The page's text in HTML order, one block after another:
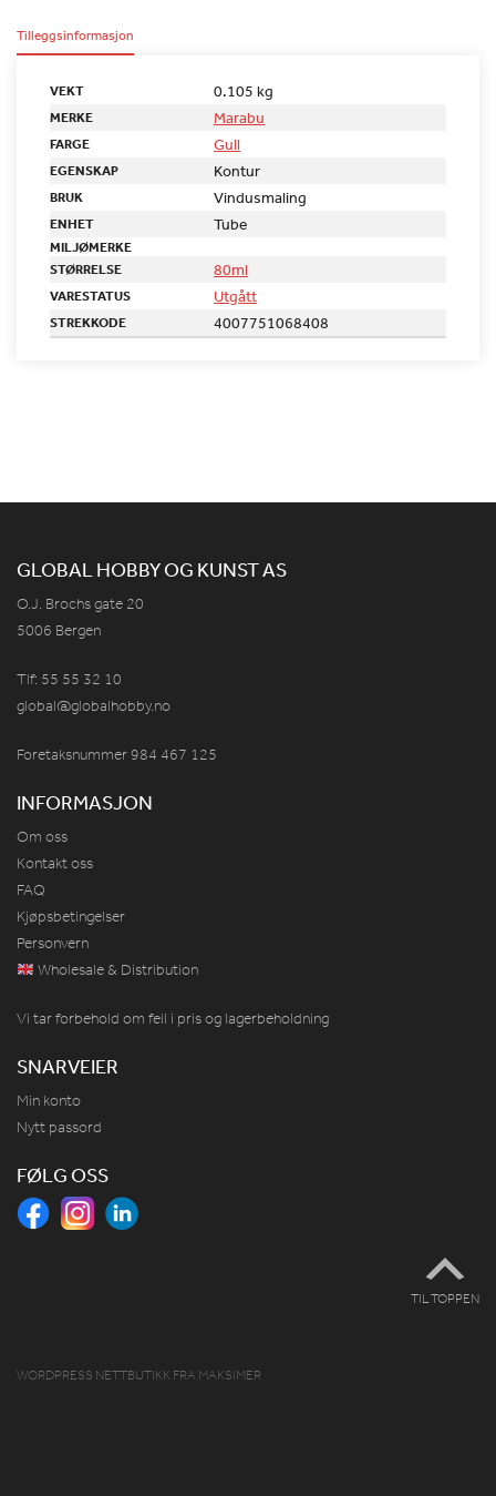
Tilleggsinformasjon
VEKT 0.105 kg
MERKE Marabu
FARGE Gull
EGENSKAP Kontur
BRUK Vindusmaling
ENHET Tube
MILJØMERKE
STØRRELSE
80ml
VARESTATUS Utgått
STREKKODE 4007751068408
GLOBAL HOBBY OG KUNST AS
O.J. Brochs gate 20
5006 Bergen
Tlf: 55 55 32 10
global@globalhobby.no
Foretaksnummer 984 467 125
INFORMASJON
Om oss
Kontakt oss
FAQ
Kjøpsbetingelser
Personvern
Wholesale & Distribution
Vi tar forbehold om feil i pris og lagerbeholdning
SNARVEIER
Min konto
Nytt passord
FØLG OSS
TIL TOPPEN
WORDPRESS NETTBUTIKK FRA MAKSIMER